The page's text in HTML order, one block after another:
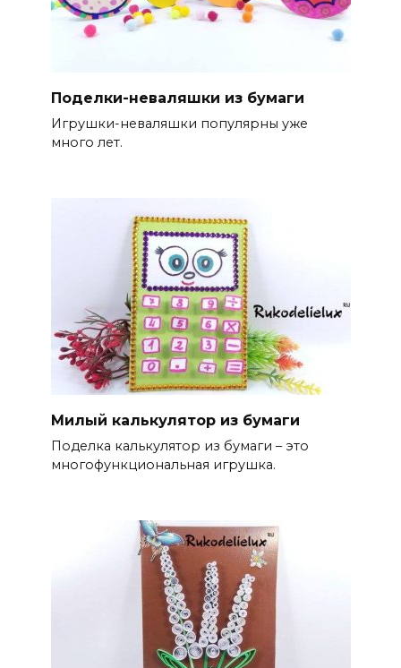
Поделки-неваляшки из бумаги
Игрушки-неваляшки популярны уже
много лет.
Милый калькулятор из бумаги
Поделка калькулятор из бумаги – это
многофункциональная игрушка.